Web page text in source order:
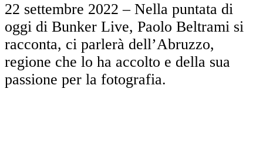
22 settembre 2022 – Nella puntata di
oggi di Bunker Live, Paolo Beltrami si
racconta, ci parlerà dell’Abruzzo,
regione che lo ha accolto e della sua
passione per la fotografia.